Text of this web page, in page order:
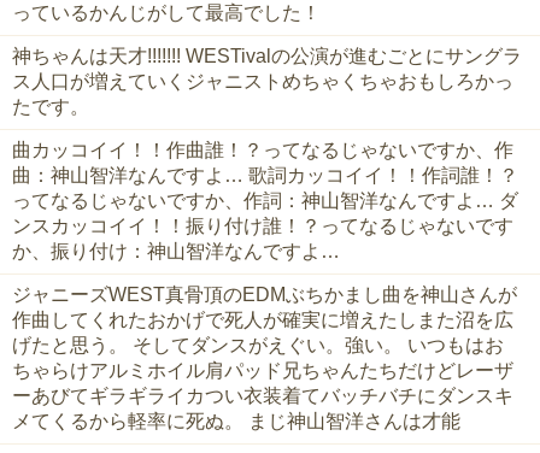
っているかんじがして最高でした！
神ちゃんは天才!!!!!!! WESTivalの公演が進むごとにサングラ
ス人口が増えていくジャニストめちゃくちゃおもしろかっ
たです。
曲カッコイイ！！作曲誰！？ってなるじゃないですか、作
曲：神山智洋なんですよ… 歌詞カッコイイ！！作詞誰！？
ってなるじゃないですか、作詞：神山智洋なんですよ… ダ
ンスカッコイイ！！振り付け誰！？ってなるじゃないです
か、振り付け：神山智洋なんですよ…
ジャニーズWEST真骨頂のEDMぶちかまし曲を神山さんが
作曲してくれたおかげで死人が確実に増えたしまた沼を広
げたと思う。 そしてダンスがえぐい。強い。 いつもはお
ちゃらけアルミホイル肩パッド兄ちゃんたちだけどレーザ
ーあびてギラギライカつい衣装着てバッチバチにダンスキ
メてくるから軽率に死ぬ。 まじ神山智洋さんは才能